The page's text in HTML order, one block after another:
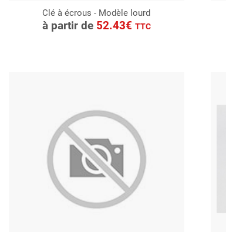
Clé à écrous - Modèle lourd
à partir de 52.43€ TTC
CONSULTER
Demande de devis